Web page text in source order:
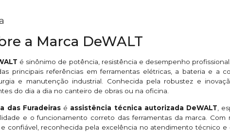
a Marca DeWALT
é sinônimo de potência, resistência e desempenho
principais referências em ferramentas elétricas, a bateria e a
e manutenção industrial. Conhecida pela robustez e
do dia a dia no canteiro de obras ou na oficina.
das Furadeirasé assistência técnica autorizada DeWALT ,
e o funcionamento correto das ferramentas da marca.
e confiável, reconhecida pela excelência no atendimento técnico